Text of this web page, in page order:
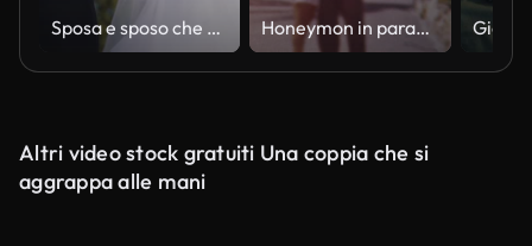
Sposa e sposo che si tengono per mano e camminano Honeymon in paradiso Anni'50
Altri video stock gratuiti Una coppia che si
aggrappa alle mani